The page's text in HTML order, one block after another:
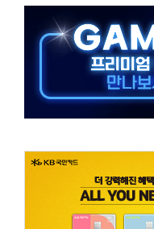
대 아들 체포
래…제주 연설서 신경전 고조